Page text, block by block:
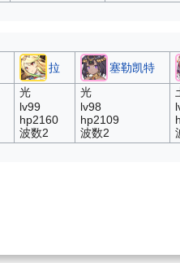
拉 塞勒凯特
光
lv99
hp2160
波数2
光
lv98
hp2109
波数2